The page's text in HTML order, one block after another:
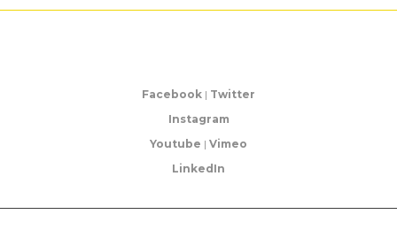
Facebook | Twitter
Instagram
Youtube | Vimeo
LinkedIn